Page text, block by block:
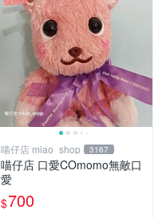
喵仔店 miao_shop 3167
喵仔店 口愛COmomo無敵口
愛
$700